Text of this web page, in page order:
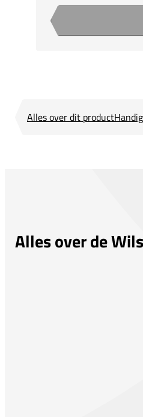
Aantal
Alles over dit product
Alles over de